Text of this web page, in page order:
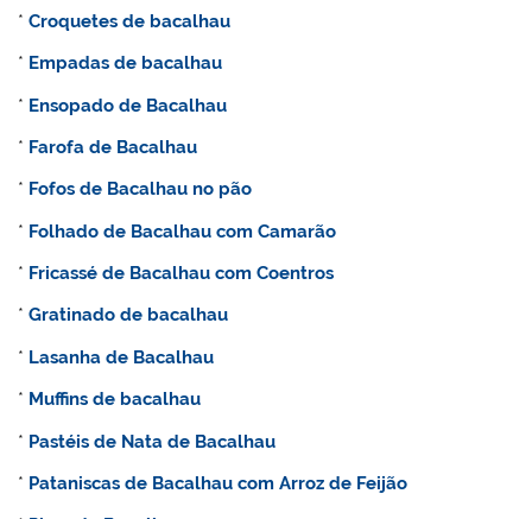
*Croquetes de bacalhau
* Empadas de bacalhau
* Ensopado de Bacalhau
* Farofa de Bacalhau
* Fofos de Bacalhau no pão
* Folhado de Bacalhau com Camarão
* Fricassé de Bacalhau com Coentros
*Gratinado de bacalhau
* Lasanha de Bacalhau
* Muffins de bacalhau
* Pastéis de Nata de Bacalhau
* Pataniscas de Bacalhau com Arroz de Feijão